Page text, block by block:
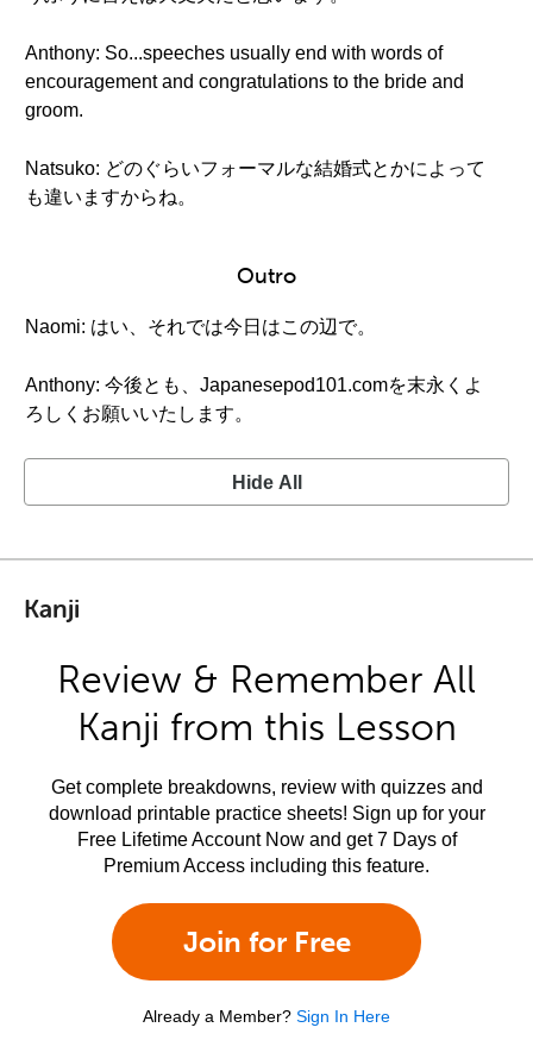
Anthony: So...speeches usually end with words of
encouragement and congratulations to the bride and
groom.
Natsuko: どのぐらいフォーマルな結婚式とかによって
も違いますからね。
Outro
Naomi: はい、それでは今日はこの辺で。
Anthony: 今後とも、Japanesepod101.comを末永くよ
ろしくお願いいたします。
Hide All
Kanji
Review & Remember All
Kanji from this Lesson
Get complete breakdowns, review with quizzes and
download printable practice sheets! Sign up for your
Free Lifetime Account Now and get 7 Days of
Premium Access including this feature.
Join for Free
Already a Member? Sign In Here